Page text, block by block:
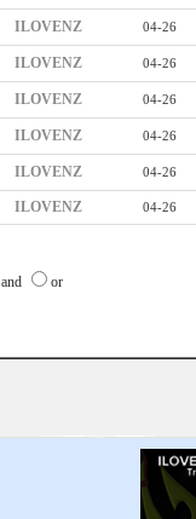
ILOVENZ 04-26
ILOVENZ 04-26
ILOVENZ 04-26
ILOVENZ 04-26
ILOVENZ 04-26
ILOVENZ 04-26
and or